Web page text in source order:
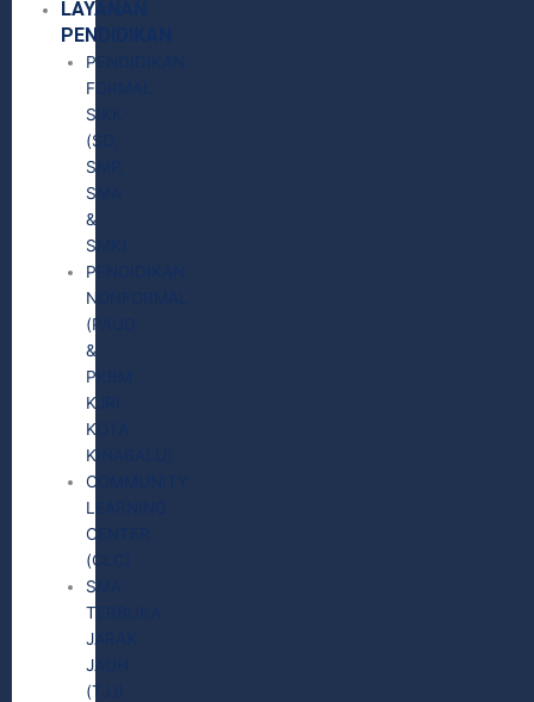
LAYANAN
PENDIDIKAN
PENDIDIKAN
FORMAL
SIKK
(SD,
SMP,
SMA
&
SMK)
PENDIDIKAN
NONFORMAL
(PAUD
&
PKBM
KJRI
KOTA
KINABALU)
COMMUNITY
LEARNING
CENTER
(CLC)
SMA
TERBUKA
JARAK
JAUH
(TJJ)